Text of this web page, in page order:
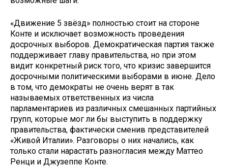
«Движение 5 звёзд» полностью стоит на стороне
Конте и исключает возможность проведения
досрочных выборов. Демократическая партия также
поддерживает главу правительства, но при этом
видит конкретный риск того, что кризис завершится
досрочными политическими выборами в июне. Дело
в том, что демократы не очень верят в так
называемых ответственных из числа
парламентариев из различных смешанных партийных
групп, которые мог ли бы выступить в поддержку
правительства, фактически сменив представителей
«Живой Италии». Разговоры о них начались, как
только стали нарастать разногласия между Маттео
Ренци и Джузеппе Конте.